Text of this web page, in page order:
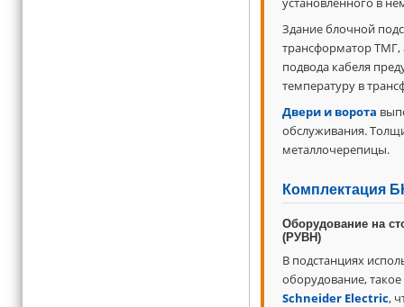
Здание блочной
трансформатор ТМГ,
подвода кабеля
температуру в
Двери и ворота
обслуживания.
металлочерепицы.
Комплектация
Оборудование на
(РУВН)
В подстанциях
оборудование,
Schneider Electric,